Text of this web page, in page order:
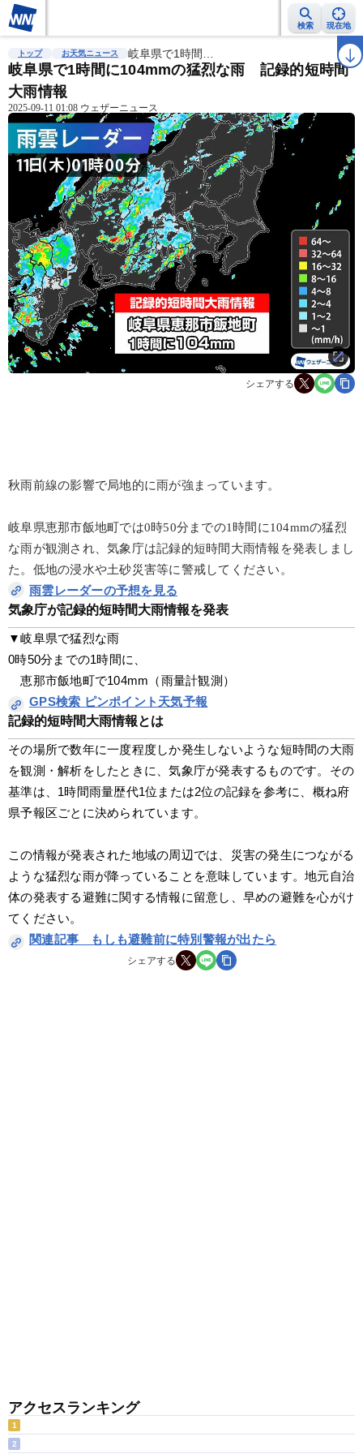
検索 現在地
雨雲レーダー 台風情報 地震情報 ラ
トップ お天気ニュース 岐阜県で1時間…
岐阜県で1時間に104mmの猛烈な雨 記録的短時間
大雨情報
2025-09-11 01:08 ウェザーニュース
シェアする
秋雨前線の影響で局地的に雨が強まっています。
岐阜県恵那市飯地町では0時50分までの1時間に104mmの猛烈
な雨が観測され、気象庁は記録的短時間大雨情報を発表しまし
た。低地の浸水や土砂災害等に警戒してください。
雨雲レーダーの予想を見る
気象庁が記録的短時間大雨情報を発表
▼岐阜県で猛烈な雨
0時50分までの1時間に、
恵那市飯地町で104mm（雨量計観測）
GPS検索 ピンポイント天気予報
記録的短時間大雨情報とは
その場所で数年に一度程度しか発生しないような短時間の大雨
を観測・解析をしたときに、気象庁が発表するものです。その
基準は、1時間雨量歴代1位または2位の記録を参考に、概ね府
県予報区ごとに決められています。
この情報が発表された地域の周辺では、災害の発生につながる
ような猛烈な雨が降っていることを意味しています。地元自治
体の発表する避難に関する情報に留意し、早めの避難を心がけ
てください。
関連記事　もしも避難前に特別警報が出たら
シェアする
アクセスランキング
1
2